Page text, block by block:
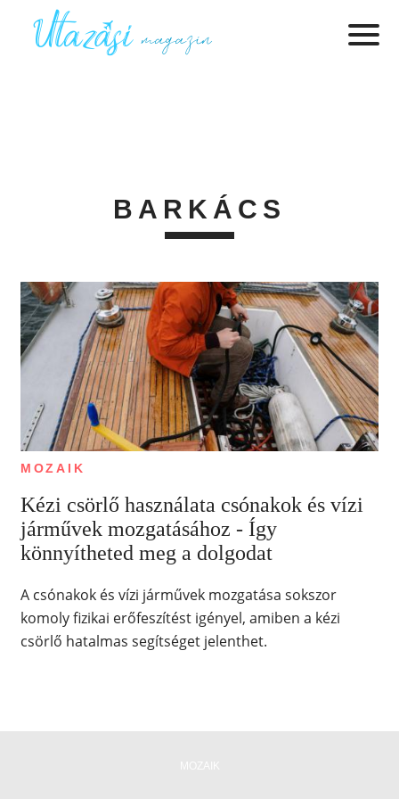
BARKÁCS
MOZAIK
Kézi csörlő használata csónakok és vízi
járművek mozgatásához - Így
könnyítheted meg a dolgodat
A csónakok és vízi járművek mozgatása sokszor
komoly fizikai erőfeszítést igényel, amiben a kézi
csörlő hatalmas segítséget jelenthet.